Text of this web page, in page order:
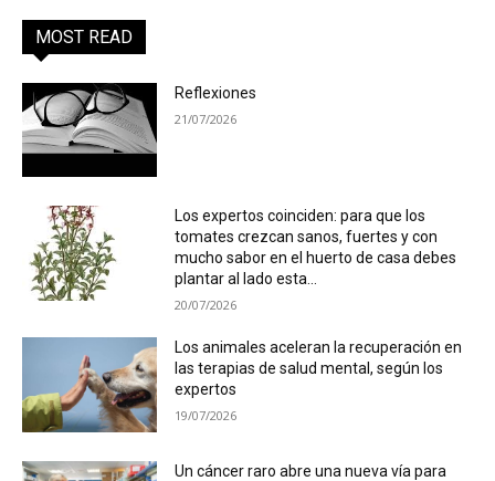
MOST READ
Reflexiones
21/07/2026
Los expertos coinciden: para que los
tomates crezcan sanos, fuertes y con
mucho sabor en el huerto de casa debes
plantar al lado esta...
20/07/2026
Los animales aceleran la recuperación en
las terapias de salud mental, según los
expertos
19/07/2026
Un cáncer raro abre una nueva vía para